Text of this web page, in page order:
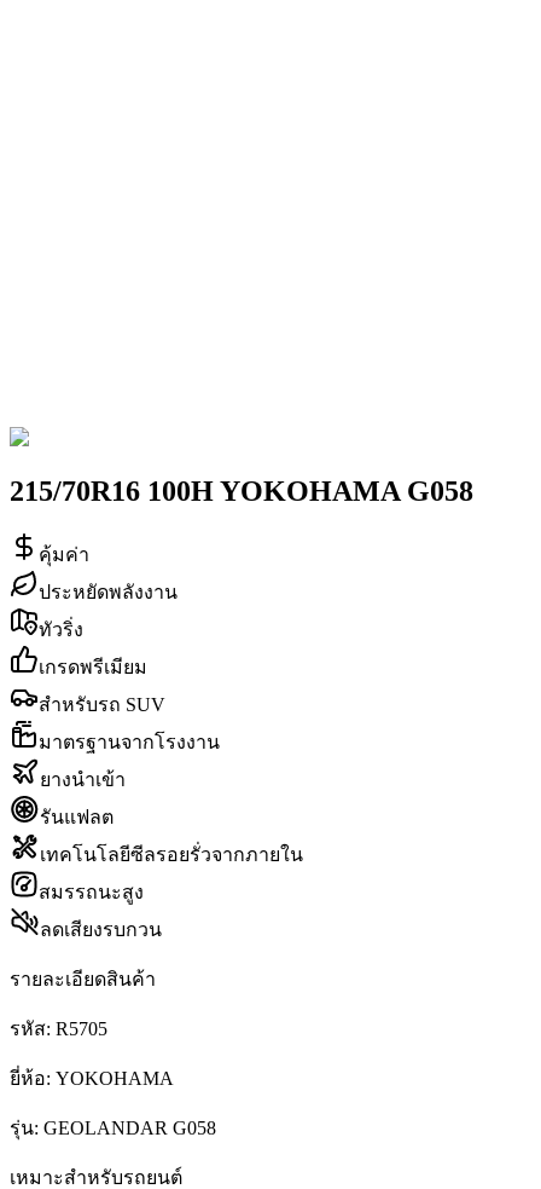
215/70R16 100H YOKOHAMA G058
คุ้มค่า
ประหยัดพลังงาน
ทัวริ่ง
เกรดพรีเมียม
สำหรับรถ SUV
มาตรฐานจากโรงงาน
ยางนำเข้า
รันแฟลต
เทคโนโลยีซีลรอยรั่วจากภายใน
สมรรถนะสูง
ลดเสียงรบกวน
รายละเอียดสินค้า
รหัส: R5705
ยี่ห้อ: YOKOHAMA
รุ่น: GEOLANDAR G058
เหมาะสำหรับรถยนต์